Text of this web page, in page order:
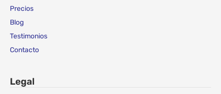
Precios
Blog
Testimonios
Contacto
Legal